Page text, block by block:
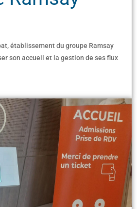
établissement du groupe Ramsay
son accueil et la gestion de ses flux